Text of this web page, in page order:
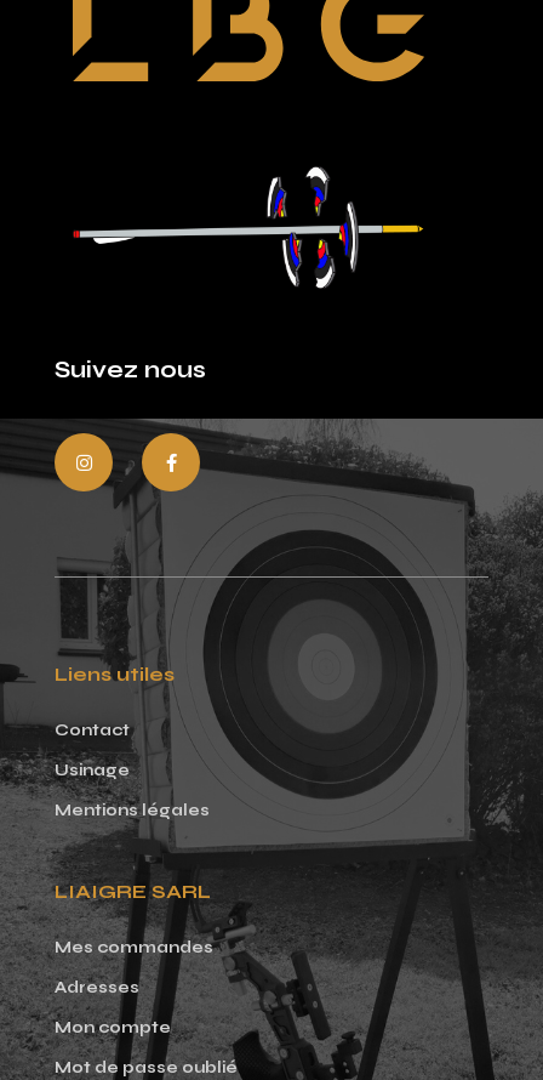
Suivez nous
Liens utiles
Contact
Usinage
Mentions légales
LIAIGRE SARL
Mes commandes
Adresses
Mon compte
Mot de passe oublié